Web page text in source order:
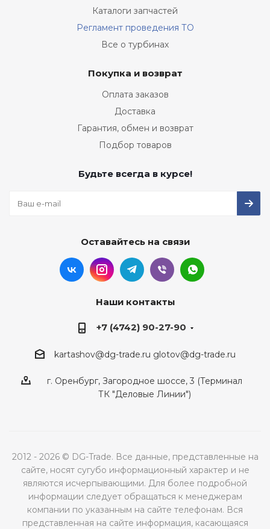
Каталоги запчастей
Регламент проведения ТО
Все о турбинах
Покупка и возврат
Оплата заказов
Доставка
Гарантия, обмен и возврат
Подбор товаров
Будьте всегда в курсе!
Оставайтесь на связи
Наши контакты
+7 (4742) 90-27-90
kartashov@dg-trade.ru glotov@dg-trade.ru
г. Оренбург, Загородное шоссе, 3 (Терминал
ТК "Деловые Линии")
2012 - 2026 © DG-Trade. Все данные, представленные на
сайте, носят сугубо информационный характер и не
являются исчерпывающими. Для более подробной
информации следует обращаться к менеджерам
компании по указанным на сайте телефонам. Вся
представленная на сайте информация, касающаяся